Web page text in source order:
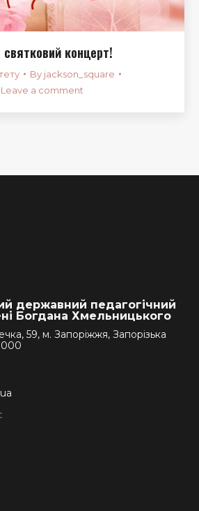
концерт!
By jackson_square
Leave a comment
державний педагогічний
Богдана Хмельницького
59, м. Запоріжжя, Запорізька